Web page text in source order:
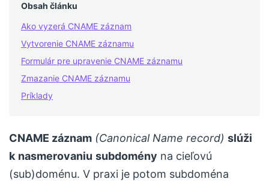
Obsah článku
Ako vyzerá CNAME záznam
Vytvorenie CNAME záznamu
Formulár pre upravenie CNAME záznamu
Zmazanie CNAME záznamu
Príklady
CNAME záznam (Canonical Name record) slúži
k nasmerovaniu subdomény na cieľovú
(sub)doménu. V praxi je potom subdoména